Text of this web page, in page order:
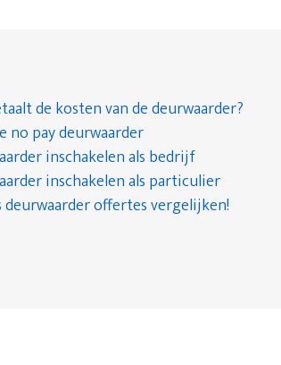
de kosten van de deurwaarder?
no pay deurwaarder
inschakelen als bedrijf
inschakelen als particulier
deurwaarder offertes vergelijken!